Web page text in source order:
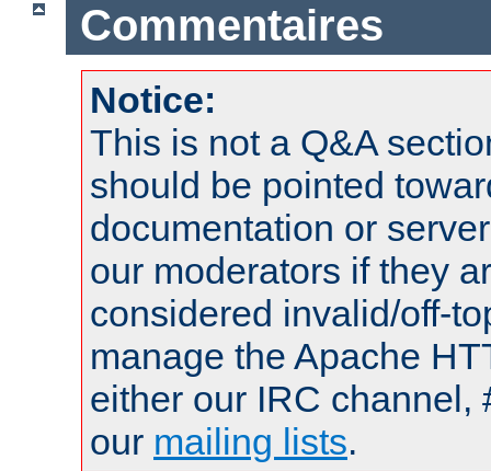
Commentaires
Notice:
This is not a Q&A
should be pointed
documentation or
our moderators if they
considered invalid/off-
manage the Apache
either our IRC channel,
our mailing lists.